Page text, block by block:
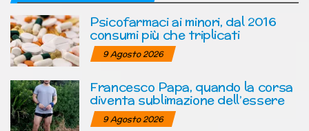
Psicofarmaci ai minori, dal 2016
consumi più che triplicati
9 Agosto 2026
Francesco Papa, quando la corsa
diventa sublimazione dell’essere
9 Agosto 2026